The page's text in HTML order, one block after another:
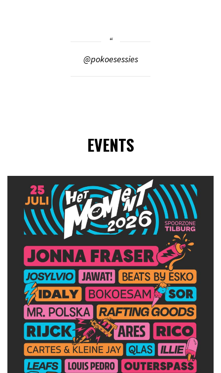
@pokoesessies
EVENTS